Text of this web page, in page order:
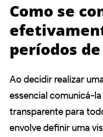
Como se
períodos
Ao decidir realizar
essencial comunicá-
transparente para
envolve definir uma